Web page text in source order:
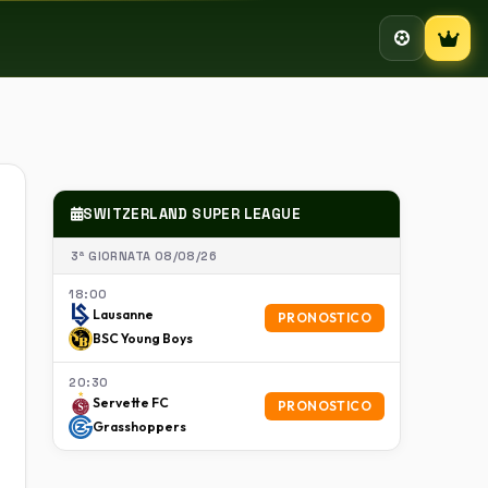
SWITZERLAND SUPER LEAGUE
3ª GIORNATA 08/08/26
18:00
Lausanne
BSC Young Boys
PRONOSTICO
20:30
Servette FC
Grasshoppers
PRONOSTICO